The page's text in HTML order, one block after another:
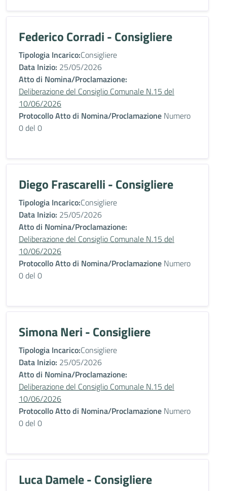
Federico Corradi - Consigliere
Tipologia Incarico:Consigliere
Data Inizio: 25/05/2026
Atto di Nomina/Proclamazione:
Deliberazione del Consiglio Comunale N.15 del
10/06/2026
Protocollo Atto di Nomina/Proclamazione Numero
0 del 0
Diego Frascarelli - Consigliere
Tipologia Incarico:Consigliere
Data Inizio: 25/05/2026
Atto di Nomina/Proclamazione:
Deliberazione del Consiglio Comunale N.15 del
10/06/2026
Protocollo Atto di Nomina/Proclamazione Numero
0 del 0
Simona Neri - Consigliere
Tipologia Incarico:Consigliere
Data Inizio: 25/05/2026
Atto di Nomina/Proclamazione:
Deliberazione del Consiglio Comunale N.15 del
10/06/2026
Protocollo Atto di Nomina/Proclamazione Numero
0 del 0
Luca Damele - Consigliere